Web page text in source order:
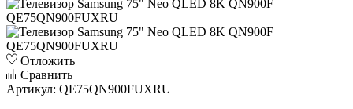
Отложить
Сравнить
Артикул: QE75QN900FUXRU